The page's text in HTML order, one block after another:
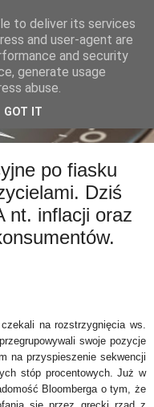
po fiasku
Dziś
nt. inflacji oraz
na rozstrzygnięcia ws.
swoje pozycje
na przyspieszenie sekwencji
stóp procentowych. Już w
Bloomberga o tym, że
to deliver its services
and user-agent are
and security
generate usage
abuse.
GOT IT